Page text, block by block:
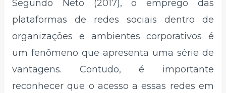
Segundo Neto (2017), o emprego das
plataformas de redes sociais dentro de
organizações e ambientes corporativos é
um fenômeno que apresenta uma série de
vantagens. Contudo, é importante
reconhecer que o acesso a essas redes em